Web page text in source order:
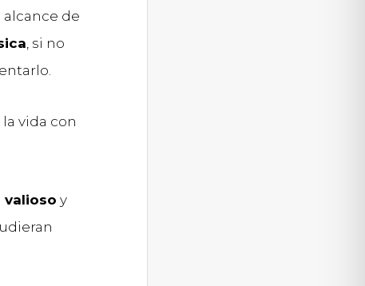
alcance de
, si no
vida con
valioso y